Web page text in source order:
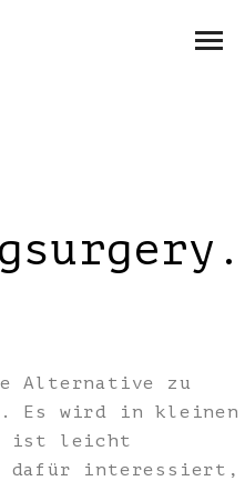
Alternative zu
Es wird in kleinen
ist leicht
dafür interessiert,